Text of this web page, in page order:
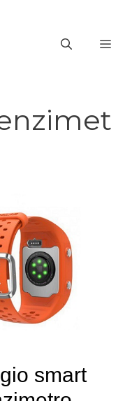
smart